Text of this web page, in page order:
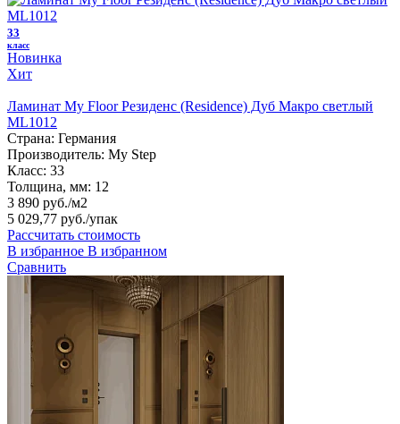
33
класс
Новинка
Хит
Ламинат My Floor Резиденс (Residence) Дуб Макро светлый
ML1012
Страна: Германия
Производитель: My Step
Класс: 33
Толщина, мм: 12
3 890 руб./м2
5 029,77 руб./упак
Рассчитать стоимость
В избранное В избранном
Сравнить